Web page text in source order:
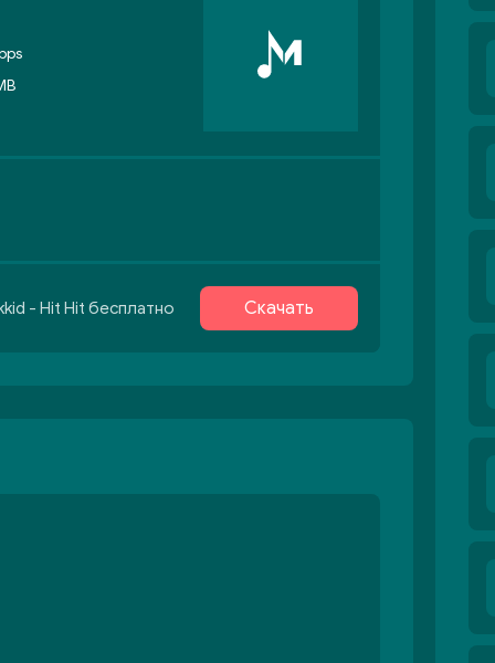
- Hit Hit бесплатно Скачать